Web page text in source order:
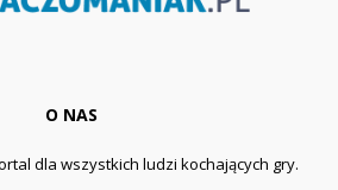
O NAS
dla wszystkich ludzi kochających gry.